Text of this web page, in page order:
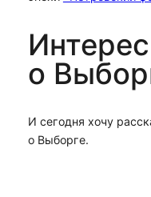
о
И сегодня хочу
о Выборге.